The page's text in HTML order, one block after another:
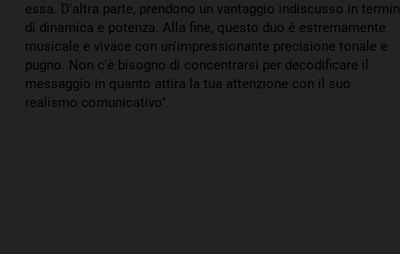
essa. D'altra parte, prendono un vantaggio indiscusso in
di dinamica e potenza. Alla fine, questo duo è estremamente
musicale e vivace con un'impressionante precisione tonale e
pugno. Non c'è bisogno di concentrarsi per decodificare il
messaggio in quanto attira la tua attenzione con il suo
realismo comunicativo".